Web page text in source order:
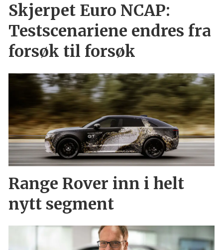
Skjerpet Euro NCAP:
Testscenariene endres fra
forsøk til forsøk
Range Rover inn i helt
nytt segment